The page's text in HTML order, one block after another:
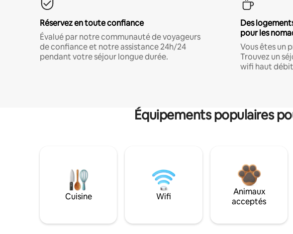
Réservez en toute confiance
Évalué par notre communauté de voyageurs
de confiance et notre assistance 24h/24
pendant votre séjour longue durée.
Des
pour les
Vous êtes un
Trouvez un
wifi haut
Équipements populaires
Cuisine Wifi
Animaux
acceptés